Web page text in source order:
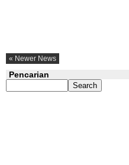
« Newer News
Pencarian